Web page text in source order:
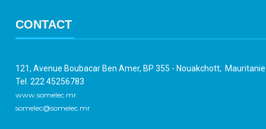
CONTACT
121, Avenue Boubacar Ben Amer, BP 355 - Nouakchott,
Tel. 222 45256783
www.somelec.mr
somelec@somelec.mr